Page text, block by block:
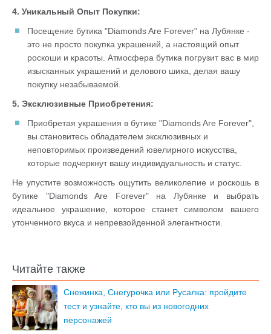
4. Уникальный Опыт Покупки:
Посещение бутика "Diamonds Are Forever" на Лубянке -
это не просто покупка украшений, а настоящий опыт
роскоши и красоты. Атмосфера бутика погрузит вас в мир
изысканных украшений и делового шика, делая вашу
покупку незабываемой.
5. Эксклюзивные Приобретения:
Приобретая украшения в бутике "Diamonds Are Forever",
вы становитесь обладателем эксклюзивных и
неповторимых произведений ювелирного искусства,
которые подчеркнут вашу индивидуальность и статус.
Не упустите возможность ощутить великолепие и роскошь в
бутике "Diamonds Are Forever" на Лубянке и выбрать
идеальное украшение, которое станет символом вашего
утонченного вкуса и непревзойденной элегантности.
Читайте также
Снежинка, Снегурочка или Русалка: пройдите
тест и узнайте, кто вы из новогодних
персонажей